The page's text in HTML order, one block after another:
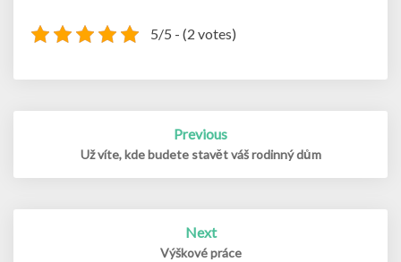
5/5 - (2 votes)
Previous
Už víte, kde budete stavět váš rodinný dům
Next
Výškové práce